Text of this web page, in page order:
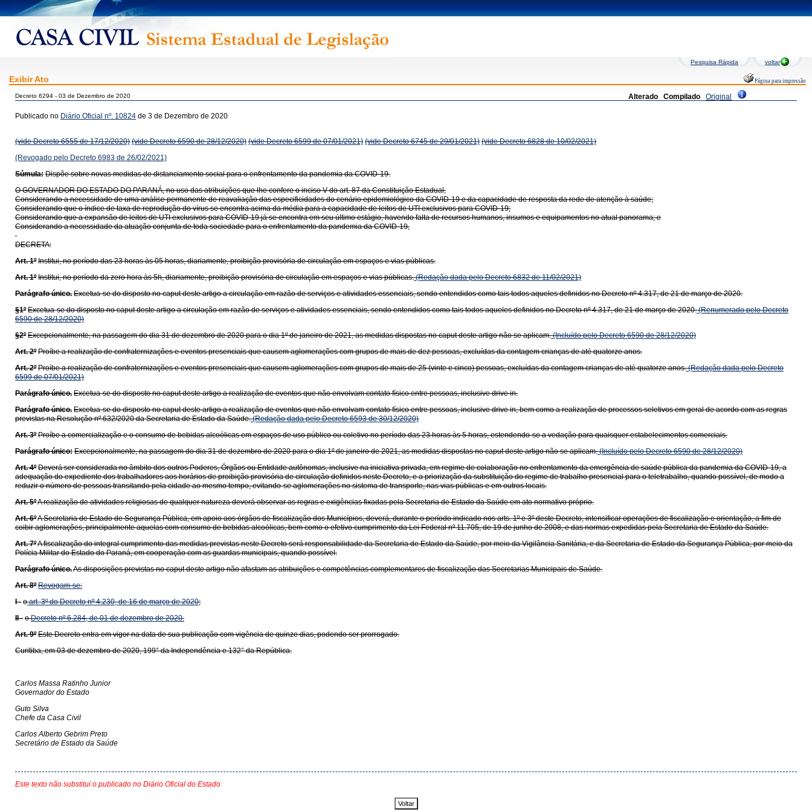
Pesquisa Rápida voltar
Exibir Ato Página para impressão
Alterado Compilado Original
Decreto 6294 - 03 de Dezembro de 2020
Publicado no Diário Oficial nº. 10824 de 3 de Dezembro de 2020
(vide Decreto 6555 de 17/12/2020) (vide Decreto 6590 de 28/12/2020) (vide Decreto 6599 de 07/01/2021) (vide Decreto 6745 de 29/01/2021) (vide Decreto 6828 de 10/02/2021)
(Revogado pelo Decreto 6983 de 26/02/2021)
Súmula: Dispõe sobre novas medidas de distanciamento social para o enfrentamento da pandemia da COVID-19.
O GOVERNADOR DO ESTADO DO PARANÁ, no uso das atribuições que lhe confere o inciso V do art. 87 da Constituição Estadual,
Considerando a necessidade de uma análise permanente de reavaliação das especificidades do cenário epidemiológico da COVID-19 e da capacidade de resposta da rede de atenção à saúde;
Considerando que o índice de taxa de reprodução do vírus se encontra acima da média para a capacidade de leitos de UTI exclusivos para COVID-19;
Considerando que a expansão de leitos de UTI exclusivos para COVID-19 já se encontra em seu último estágio, havendo falta de recursos humanos, insumos e equipamentos no atual panorama; e
Considerando a necessidade da atuação conjunta de toda sociedade para o enfrentamento da pandemia da COVID-19,
DECRETA:
Art. 1º Institui, no período das 23 horas às 05 horas, diariamente, proibição provisória de circulação em espaços e vias públicas.
Art. 1º Institui, no período da zero hora às 5h, diariamente, proibição provisória de circulação em espaços e vias públicas.(Redação dada pelo Decreto 6832 de 11/02/2021)
Parágrafo único. Excetua-se do disposto no caput deste artigo a circulação em razão de serviços e atividades essenciais, sendo entendidos como tais todos aqueles definidos no Decreto nº 4.317, de 21 de março de 2020.
§1º Excetua-se do disposto no caput deste artigo a circulação em razão de serviços e atividades essenciais, sendo entendidos como tais todos aqueles definidos no Decreto nº 4.317, de 21 de março de 2020.(Renumerado pelo Decreto
6590 de 28/12/2020)
§2º Excepcionalmente, na passagem do dia 31 de dezembro de 2020 para o dia 1º de janeiro de 2021, as medidas dispostas no caput deste artigo não se aplicam.(Incluído pelo Decreto 6590 de 28/12/2020)
Art. 2º Proíbe a realização de confraternizações e eventos presenciais que causem aglomerações com grupos de mais de dez pessoas, excluídas da contagem crianças de até quatorze anos.
Art. 2º Proíbe a realização de confraternizações e eventos presenciais que causem aglomerações com grupos de mais de 25 (vinte e cinco) pessoas, excluídas da contagem crianças de até quatorze anos.(Redação dada pelo Decreto
6599 de 07/01/2021)
Parágrafo único. Excetua-se do disposto no caput deste artigo a realização de eventos que não envolvam contato físico entre pessoas, inclusive drive in.
Parágrafo único. Excetua-se do disposto no caput deste artigo a realização de eventos que não envolvam contato físico entre pessoas, inclusive drive in, bem como a realização de processos seletivos em geral de acordo com as regras
previstas na Resolução nº 632/2020 da Secretaria de Estado da Saúde.(Redação dada pelo Decreto 6593 de 30/12/2020)
Art. 3º Proíbe a comercialização e o consumo de bebidas alcoólicas em espaços de uso público ou coletivo no período das 23 horas às 5 horas, estendendo-se a vedação para quaisquer estabelecimentos comerciais.
Parágrafo único: Excepcionalmente, na passagem do dia 31 de dezembro de 2020 para o dia 1º de janeiro de 2021, as medidas dispostas no caput deste artigo não se aplicam.(Incluído pelo Decreto 6590 de 28/12/2020)
Art. 4º Deverá ser considerada no âmbito dos outros Poderes, Órgãos ou Entidade autônomas, inclusive na iniciativa privada, em regime de colaboração no enfrentamento da emergência de saúde pública da pandemia da COVID-19, a
adequação do expediente dos trabalhadores aos horários de proibição provisória de circulação definidos neste Decreto, e a priorização da substituição do regime de trabalho presencial para o teletrabalho, quando possível, de modo a
reduzir o número de pessoas transitando pela cidade ao mesmo tempo, evitando-se aglomerações no sistema de transporte, nas vias públicas e em outros locais.
Art. 5ºA realização de atividades religiosas de qualquer natureza deverá observar as regras e exigências fixadas pela Secretaria de Estado da Saúde em ato normativo próprio.
Art. 6ºA Secretaria de Estado de Segurança Pública, em apoio aos órgãos de fiscalização dos Municípios, deverá, durante o período indicado nos arts. 1º e 3º deste Decreto, intensificar operações de fiscalização e orientação, a fim de
coibir aglomerações, principalmente aquelas com consumo de bebidas alcoólicas, bem como o efetivo cumprimento da Lei Federal nº 11.705, de 19 de junho de 2008, e das normas expedidas pela Secretaria de Estado da Saúde.
Art. 7ºA fiscalização do integral cumprimento das medidas previstas neste Decreto será responsabilidade da Secretaria de Estado da Saúde, por meio da Vigilância Sanitária, e da Secretaria de Estado da Segurança Pública, por meio da
Polícia Militar do Estado do Paraná, em cooperação com as guardas municipais, quando possível.
Parágrafo único.As disposições previstas no caput deste artigo não afastam as atribuições e competências complementares de fiscalização das Secretarias Municipais de Saúde.
Art. 8º Revogam-se:
I - oart. 3º do Decreto nº 4.230, de 16 de março de 2020;
II - oDecreto nº 6.284, de 01 de dezembro de 2020.
Art. 9º Este Decreto entra em vigor na data de sua publicação com vigência de quinze dias, podendo ser prorrogado.
Curitiba, em 03 de dezembro de 2020, 199° da Independência e 132° da República.
Carlos Massa Ratinho Junior
Governador do Estado
Guto Silva
Chefe da Casa Civil
Carlos Alberto Gebrim Preto
Secretário de Estado da Saúde
Este texto não substitui o publicado no Diário Oficial do Estado